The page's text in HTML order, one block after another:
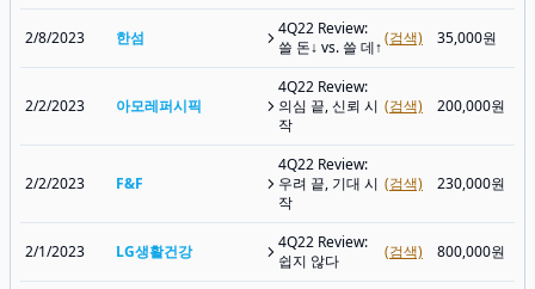
2/8/2023 한섬
4Q22 Review:
쓸 돈↓ vs. 쓸 데↑(검색) 35,000원
2/2/2023 아모레퍼시픽
4Q22 Review:
의심 끝, 신뢰 시
작
(검색) 200,000원
2/2/2023 F&F
4Q22 Review:
우려 끝, 기대 시
작
(검색) 230,000원
2/1/2023 LG생활건강
4Q22 Review:
쉽지 않다
(검색) 800,000원